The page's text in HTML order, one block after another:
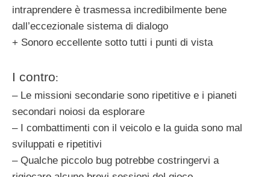
intraprendere è trasmessa incredibilmente bene
dall’eccezionale sistema di dialogo
+ Sonoro eccellente sotto tutti i punti di vista
I contro:
– Le missioni secondarie sono ripetitive e i pianeti
secondari noiosi da esplorare
– I combattimenti con il veicolo e la guida sono mal
sviluppati e ripetitivi
– Qualche piccolo bug potrebbe costringervi a